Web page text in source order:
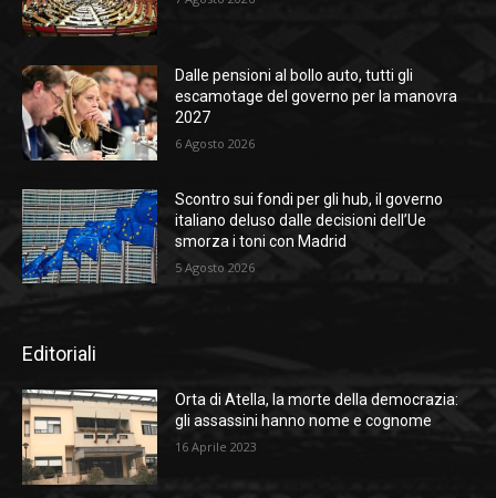
Dalle pensioni al bollo auto, tutti gli
escamotage del governo per la manovra
2027
6 Agosto 2026
Scontro sui fondi per gli hub, il governo
italiano deluso dalle decisioni dell’Ue
smorza i toni con Madrid
5 Agosto 2026
Editoriali
Orta di Atella, la morte della democrazia:
gli assassini hanno nome e cognome
16 Aprile 2023